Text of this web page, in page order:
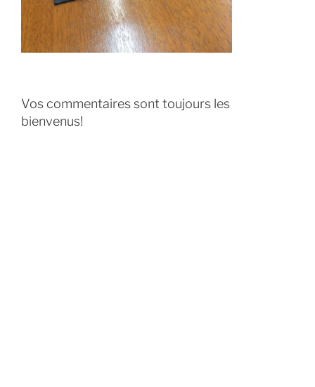
Vos commentaires sont toujours les
bienvenus!